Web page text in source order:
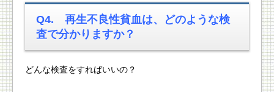
Q4.再生不良性貧血は、 どのような検
査で分かりますか？
どんな検査をすればいいの？